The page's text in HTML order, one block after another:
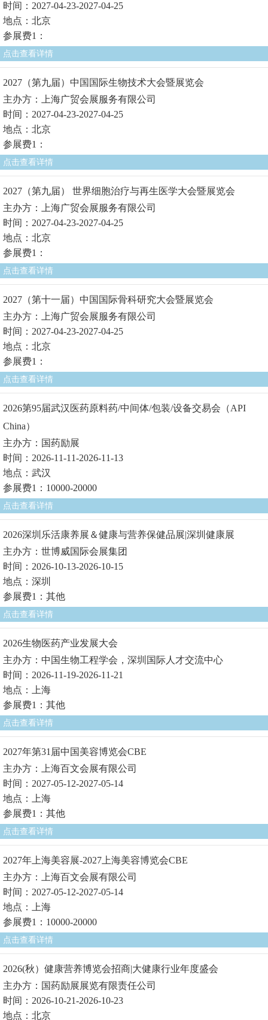
时间：2027-04-23-2027-04-25
地点：北京
参展费1：
点击查看详情
2027（第九届）中国国际生物技术大会暨展览会
主办方：上海广贸会展服务有限公司
时间：2027-04-23-2027-04-25
地点：北京
参展费1：
点击查看详情
2027（第九届） 世界细胞治疗与再生医学大会暨展览会
主办方：上海广贸会展服务有限公司
时间：2027-04-23-2027-04-25
地点：北京
参展费1：
点击查看详情
2027（第十一届）中国国际骨科研究大会暨展览会
主办方：上海广贸会展服务有限公司
时间：2027-04-23-2027-04-25
地点：北京
参展费1：
点击查看详情
2026第95届武汉医药原料药/中间体/包装/设备交易会（API
China）
主办方：国药励展
时间：2026-11-11-2026-11-13
地点：武汉
参展费1：10000-20000
点击查看详情
2026深圳乐活康养展＆健康与营养保健品展|深圳健康展
主办方：世博威国际会展集团
时间：2026-10-13-2026-10-15
地点：深圳
参展费1：其他
点击查看详情
2026生物医药产业发展大会
主办方：中国生物工程学会，深圳国际人才交流中心
时间：2026-11-19-2026-11-21
地点：上海
参展费1：其他
点击查看详情
2027年第31届中国美容博览会CBE
主办方：上海百文会展有限公司
时间：2027-05-12-2027-05-14
地点：上海
参展费1：其他
点击查看详情
2027年上海美容展-2027上海美容博览会CBE
主办方：上海百文会展有限公司
时间：2027-05-12-2027-05-14
地点：上海
参展费1：10000-20000
点击查看详情
2026(秋）健康营养博览会招商|大健康行业年度盛会
主办方：国药励展展览有限责任公司
时间：2026-10-21-2026-10-23
地点：北京